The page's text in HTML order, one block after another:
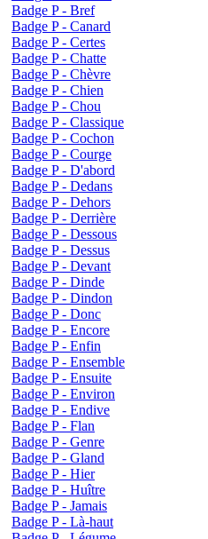
Badge P - Bref
Badge P - Canard
Badge P - Certes
Badge P - Chatte
Badge P - Chèvre
Badge P - Chien
Badge P - Chou
Badge P - Classique
Badge P - Cochon
Badge P - Courge
Badge P - D'abord
Badge P - Dedans
Badge P - Dehors
Badge P - Derrière
Badge P - Dessous
Badge P - Dessus
Badge P - Devant
Badge P - Dinde
Badge P - Dindon
Badge P - Donc
Badge P - Encore
Badge P - Enfin
Badge P - Ensemble
Badge P - Ensuite
Badge P - Environ
Badge P - Endive
Badge P - Flan
Badge P - Genre
Badge P - Gland
Badge P - Hier
Badge P - Huître
Badge P - Jamais
Badge P - Là-haut